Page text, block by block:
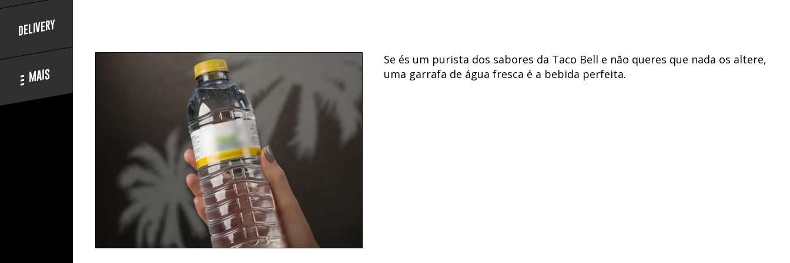
DELIVERY
MAIS
Se és um purista dos sabores da Taco Bell e não queres que nada os altere,
uma garrafa de água fresca é a bebida perfeita.